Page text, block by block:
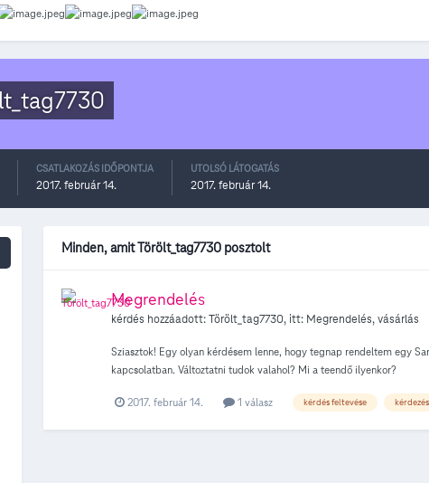
CSATLAKOZÁS IDŐPONTJA
2017. február 14.
UTOLSÓ LÁTOGATÁS
2017. február 14.
Minden, amit Törölt_tag7730 posztolt
Megrendelés
kérdés hozzáadott:Törölt_tag7730, itt: Megrendelés, vásárlás
Sziasztok! Egy olyan kérdésem lenne, hogy tegnap rendeltem egy
kapcsolatban. Változtatni tudok valahol? Mi a teendő ilyenkor?
2017. február 14. 1 válasz kérdés feltevése kérdezés